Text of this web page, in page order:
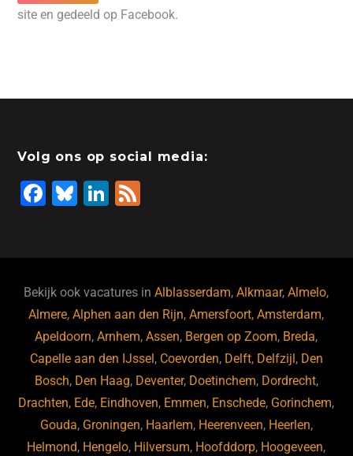
site en gedeeld op Facebook.
Volg ons op social media:
F
b
o
o
k
Bl
ky
Li
dI
n
Bekijk ook vacatures inAlblasserdam,Alkmaar,Almelo,
Almere,Alphen aan den Rijn,Amersfoort,Amsterdam,
Apeldoorn,Arnhem,Assen, Bergen op Zoom, Breda,
Capelle aan den IJssel, Coevorden, Delft, Delfzijl, Den
Bosch, Den Haag, Deventer, Doetinchem, Dordrecht,
Drachten, Ede, Eindhoven, Emmen, Enschede, Gorinchem,
Gouda, Groningen, Haarlem, Heerenveen, Heerlen,
Helmond, Hengelo, Hilversum, Hoofddorp, Hoogeveen,